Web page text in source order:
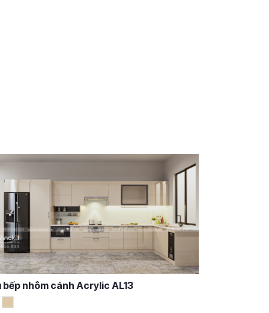
bếp nhôm cánh Acrylic AL13